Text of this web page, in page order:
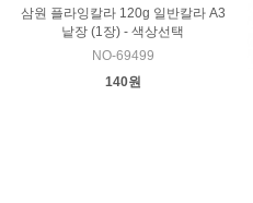
삼원 플라잉칼라 120g 일반칼라 A3
낱장 (1장) - 색상선택
NO-69499
140원